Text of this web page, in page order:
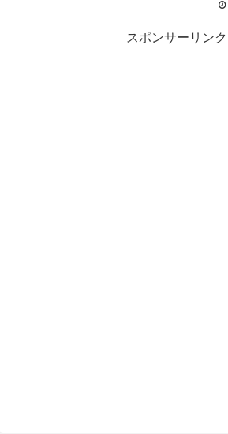
スポンサーリンク